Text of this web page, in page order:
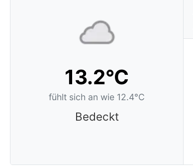
13.2°C
fühlt sich an wie 12.4°C
Bedeckt